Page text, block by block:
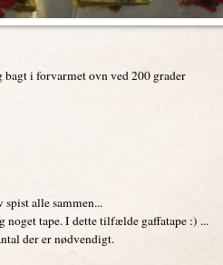
bagt i forvarmet ovn ved 200 grader
alle sammen...
noget tape. I dette tilfælde gaffatape :) ...
der er nødvendigt.